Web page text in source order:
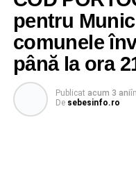
pentru
comunele
până la ora
Publicat acum 3 aniîn
De sebesinfo.ro